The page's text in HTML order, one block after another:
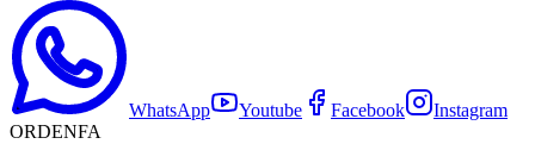
WhatsApp Youtube Facebook
Instagram
ORDENFA